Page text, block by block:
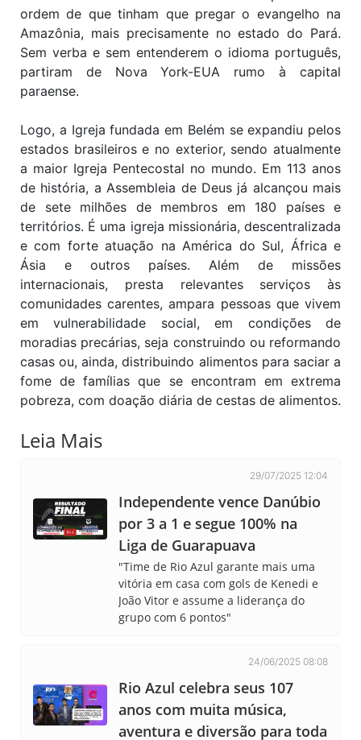
ordem de que tinham que pregar o evangelho na
Amazônia, mais precisamente no estado do Pará.
Sem verba e sem entenderem o idioma português,
partiram de Nova York-EUA rumo à capital
paraense.
Logo, a Igreja fundada em Belém se expandiu pelos
estados brasileiros e no exterior, sendo atualmente
a maior Igreja Pentecostal no mundo. Em 113 anos
de história, a Assembleia de Deus já alcançou mais
de sete milhões de membros em 180 países e
territórios. É uma igreja missionária, descentralizada
e com forte atuação na América do Sul, África e
Ásia e outros países. Além de missões
internacionais, presta relevantes serviços às
comunidades carentes, ampara pessoas que vivem
em vulnerabilidade social, em condições de
moradias precárias, seja construindo ou reformando
casas ou, ainda, distribuindo alimentos para saciar a
fome de famílias que se encontram em extrema
pobreza, com doação diária de cestas de alimentos.
Leia Mais
29/07/2025 12:04
Independente vence Danúbio
por 3 a 1 e segue 100% na
Liga de Guarapuava
"Time de Rio Azul garante mais uma
vitória em casa com gols de Kenedi e
João Vitor e assume a liderança do
grupo com 6 pontos"
24/06/2025 08:08
Rio Azul celebra seus 107
anos com muita música,
aventura e diversão para toda